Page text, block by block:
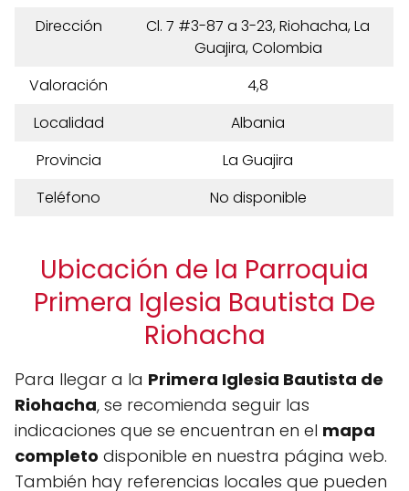
Dirección
Cl. 7 #3-87 a 3-23, Riohacha, La
Guajira, Colombia
Valoración
4,8
Localidad
Albania
Provincia
La Guajira
Teléfono
No disponible
Ubicación de la Parroquia
Primera Iglesia Bautista De
Riohacha
Para llegar a la Primera Iglesia Bautista de
Riohacha, se recomienda seguir las
indicaciones que se encuentran en el mapa
completo disponible en nuestra página web.
También hay referencias locales que pueden